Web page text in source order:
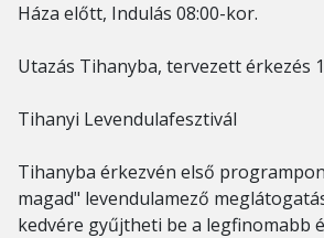
Háza előtt, Indulás 08:00-kor.
Utazás Tihanyba, tervezett érkezés
Tihanyi Levendulafesztivál
Tihanyba érkezvén első
magad" levendulamező
kedvére gyűjtheti be a legfinomabb